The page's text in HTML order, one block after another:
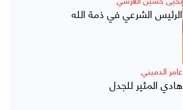
الرئيس الشرعي في ذمة الله
عامر الدميني
هادي المثير للجدل